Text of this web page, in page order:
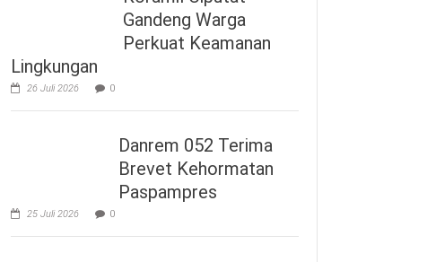
Gandeng Warga
Perkuat Keamanan
Lingkungan
26 Juli 2026 0
Danrem 052 Terima
Brevet Kehormatan
Paspampres
25 Juli 2026 0